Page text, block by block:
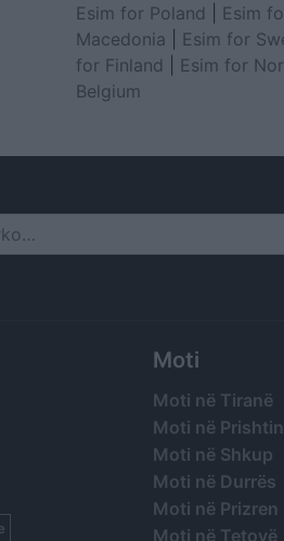
Esim for Poland
Esim
Macedonia
Esim for
for Finland
Esim for
Belgium
Moti
Moti në Tiranë
Moti në
Moti në Shkup
Moti në Durrës
Moti në Prizren
Moti në Tetovë